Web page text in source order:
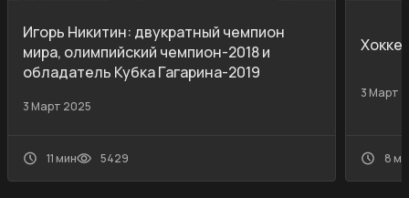
Игорь Никитин: двукратный чемпион
мира, олимпийский чемпион-2018 и
обладатель Кубка Гагарина-2019
3 Март 2025
11 мин 5429
3 Март
8